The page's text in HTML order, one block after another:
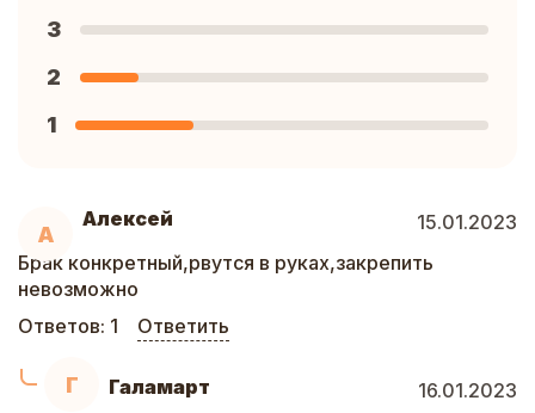
А
Алексей
15.01.2023
Брак конкретный,рвутся в руках,закрепить
невозможно
Ответов: 1 Ответить
Г Галамарт 16.01.2023
3
2
1